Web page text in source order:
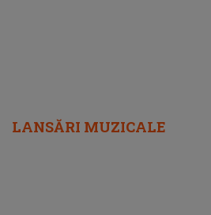
LANSĂRI MUZICALE